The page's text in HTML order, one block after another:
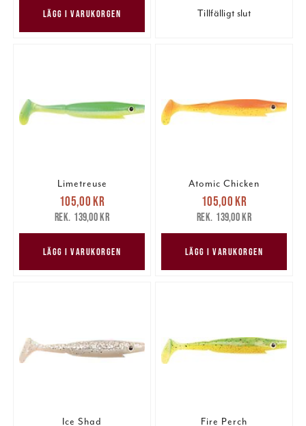
LÄGG I VARUKORGEN Tillfälligt slut
Limetreuse
Nuvarande pris
105,00 krTidigare pris
139,00 kr
105,00 kr
139,00 kr
LÄGG I VARUKORGEN
Atomic Chicken
Nuvarande pris
105,00 krTidigare pris
139,00 kr
105,00 kr
139,00 kr
LÄGG I VARUKORGEN
Ice Shad Fire Perch